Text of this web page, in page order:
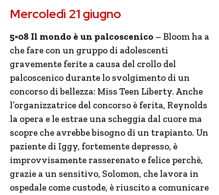
Mercoledì 21 giugno
5×08 Il mondo è un palcoscenico – Bloom ha a
che fare con un gruppo di adolescenti
gravemente ferite a causa del crollo del
palcoscenico durante lo svolgimento di un
concorso di bellezza: Miss Teen Liberty. Anche
l’organizzatrice del concorso è ferita, Reynolds
la opera e le estrae una scheggia dal cuore ma
scopre che avrebbe bisogno di un trapianto. Un
paziente di Iggy, fortemente depresso, è
improvvisamente rasserenato e felice perchè,
grazie a un sensitivo, Solomon, che lavora in
ospedale come custode, è riuscito a comunicare